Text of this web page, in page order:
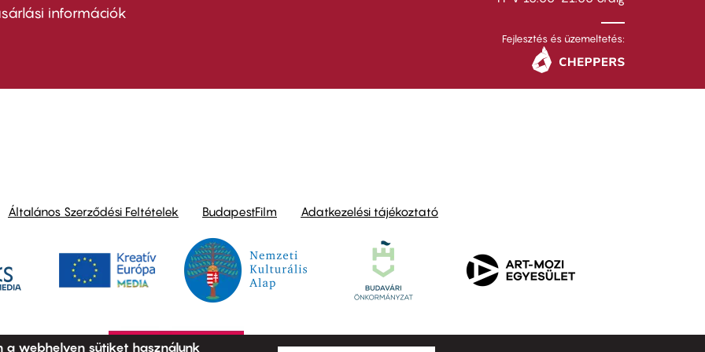
információk
Fejlesztés és üzemeltetés:
Általános Szerződési Feltételek BudapestFilm Adatkezelési tájékoztató
a webhelyen sütiket használunk